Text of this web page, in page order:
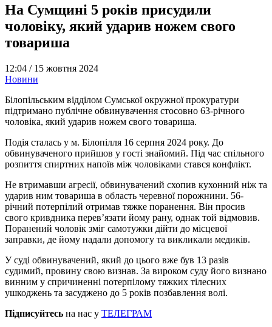
На Сумщині 5 років присудили
чоловіку, який ударив ножем свого
товариша
12:04 / 15 жовтня 2024
Новини
Білопільським відділом Сумської окружної прокуратури
підтримано публічне обвинувачення стосовно 63-річного
чоловіка, який ударив ножем свого товариша.
Подія сталась у м. Білопілля 16 серпня 2024 року. До
обвинуваченого прийшов у гості знайомий. Під час спільного
розпиття спиртних напоїв між чоловіками стався конфлікт.
Не втримавши агресії, обвинувачений схопив кухонний ніж та
ударив ним товариша в область черевної порожнини. 56-
річний потерпілий отримав тяжке поранення. Він просив
свого кривдника перев’язати йому рану, однак той відмовив.
Поранений чоловік зміг самотужки дійти до місцевої
заправки, де йому надали допомогу та викликали медиків.
У суді обвинувачений, який до цього вже був 13 разів
судимий, провину свою визнав. За вироком суду його визнано
винним у спричиненні потерпілому тяжких тілесних
ушкоджень та засуджено до 5 років позбавлення волі.
Підписуйтесь на нас у ТЕЛЕГРАМ